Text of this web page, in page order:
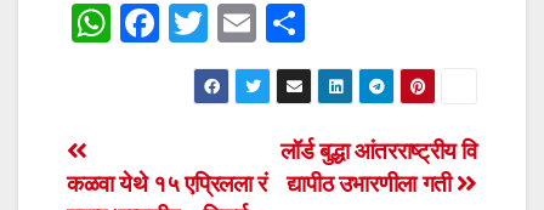
W
A
F
b
T
wi
tt
E
m
ail
h
ar
e
Post
लॉर्ड बुद्धा आंतरराष्ट्रीय वि
द्यापीठ उभारणीला गती
कळवा येथे १५ एप्रिलला रं